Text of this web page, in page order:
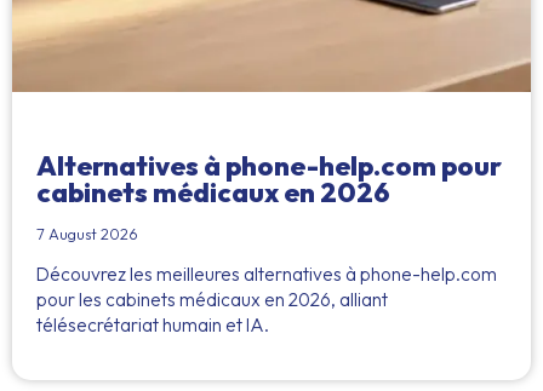
Alternatives à phone-help.com pour
cabinets médicaux en 2026
7 August 2026
Découvrez les meilleures alternatives à phone-help.com
pour les cabinets médicaux en 2026, alliant
télésecrétariat humain et IA.